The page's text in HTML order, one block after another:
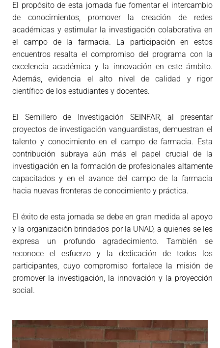
El propósito de esta jornada fue fomentar el intercambio
de conocimientos, promover la creación de redes
académicas y estimular la investigación colaborativa en
el campo de la farmacia. La participación en estos
encuentros resalta el compromiso del programa con la
excelencia académica y la innovación en este ámbito.
Además, evidencia el alto nivel de calidad y rigor
científico de los estudiantes y docentes.
El Semillero de Investigación SEINFAR, al presentar
proyectos de investigación vanguardistas, demuestran el
talento y conocimiento en el campo de farmacia. Esta
contribución subraya aún más el papel crucial de la
investigación en la formación de profesionales altamente
capacitados y en el avance del campo de la farmacia
hacia nuevas fronteras de conocimiento y práctica.
El éxito de esta jornada se debe en gran medida al apoyo
y la organización brindados por la UNAD, a quienes se les
expresa un profundo agradecimiento. También se
reconoce el esfuerzo y la dedicación de todos los
participantes, cuyo compromiso fortalece la misión de
promover la investigación, la innovación y la proyección
social.